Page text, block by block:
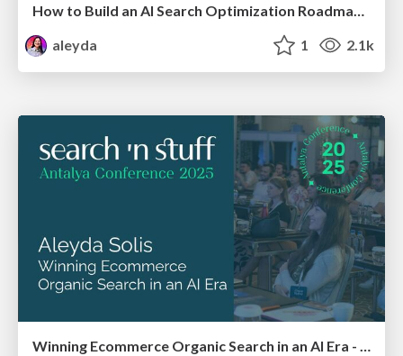
How to Build an AI Search Optimization Roadmap - Criteria and Steps to Take #SEOIRL
aleyda
1 2.1k
Winning Ecommerce Organic Search in an AI Era - #searchnstuff2025